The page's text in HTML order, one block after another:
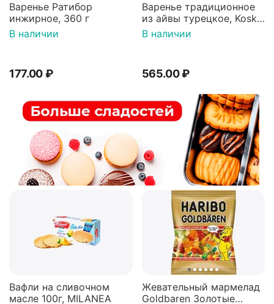
Варенье Ратибор
инжирное, 360 г
В наличии
177.00₽
Варенье традиционное
из айвы турецкое, Koska
(Коска), 380г
В наличии
565.00₽
Вафли на сливочном
масле 100г, MILANEA
Жевательный мармелад
Goldbaren Золотые